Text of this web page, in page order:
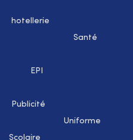
hotellerie
Santé
EPI
Publicité
Uniforme
Scolaire